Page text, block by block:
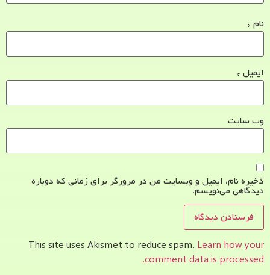
نام *
ایمیل *
وب‌ سایت
ذخیره نام، ایمیل و وبسایت من در مرورگر برای زمانی که دوباره
دیدگاهی می‌نویسم.
This site uses Akismet to reduce spam. Learn how your
comment data is processed.